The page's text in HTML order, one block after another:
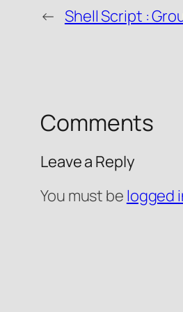
← Shell Script :
Comments
Leave a Reply
You must be logged